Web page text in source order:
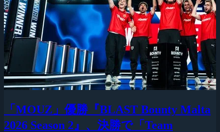
「MOUZ」優勝『BLAST Bounty Malta
2026 Season 2』、決勝で「Team